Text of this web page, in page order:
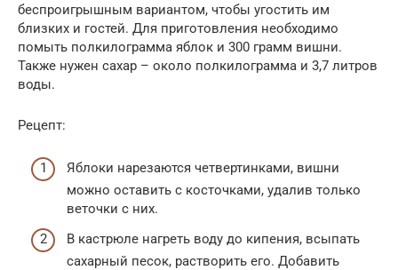
беспроигрышным вариантом, чтобы угостить им
близких и гостей. Для приготовления необходимо
помыть полкилограмма яблок и 300 грамм вишни.
Также нужен сахар – около полкилограмма и 3,7 литров
воды.
Рецепт:
Яблоки нарезаются четвертинками, вишни
можно оставить с косточками, удалив только
веточки с них.
В кастрюле нагреть воду до кипения, всыпать
сахарный песок, растворить его. Добавить